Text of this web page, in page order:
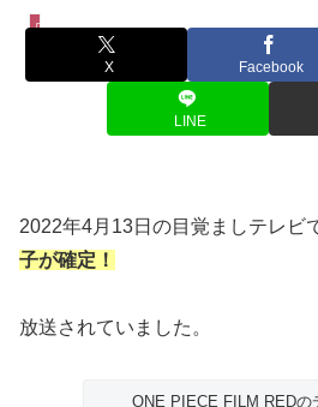
ワンピース
X Facebook
LINE
2022年4月13日の目覚ましテレビ
子が確定！
放送されていました。
ONE PIECE FILM REDの